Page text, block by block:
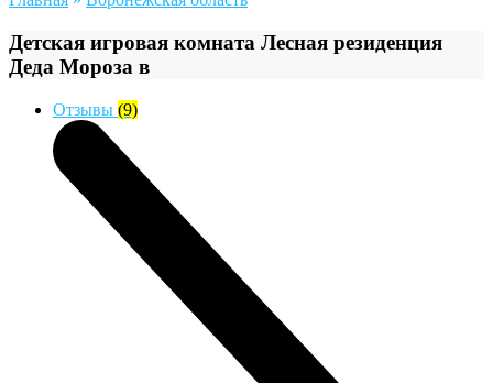
Детская игровая комната Лесная резиденция
Деда Мороза в
Отзывы (9)